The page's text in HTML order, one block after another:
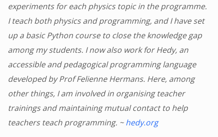
experiments for each physics topic in the programme.
I teach both physics and programming, and I have set
up a basic Python course to close the knowledge gap
among my students. I now also work for Hedy, an
accessible and pedagogical programming language
developed by Prof Felienne Hermans. Here, among
other things, I am involved in organising teacher
trainings and maintaining mutual contact to help
teachers teach programming. ~hedy.org